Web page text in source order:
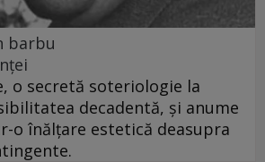
barbu
o secretă soteriologie la
decadentă, și anume
o înălțare estetică deasupra